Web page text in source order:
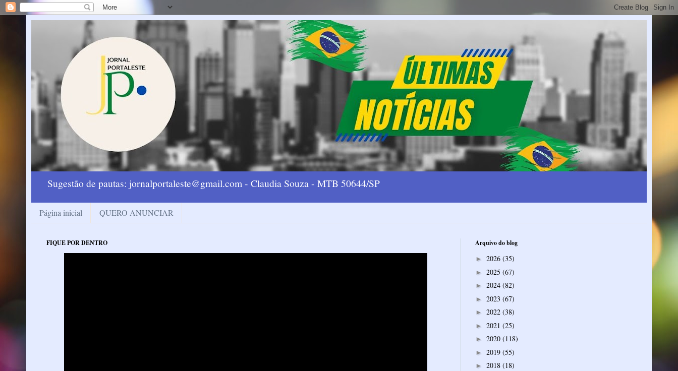
Sugestão de pautas: jornalportaleste@gmail.com - Claudia Souza - MTB 50644/SP
Página inicial QUERO ANUNCIAR
FIQUE POR DENTRO Arquivo do blog
► 2026 (35)
► 2025 (67)
► 2024 (82)
► 2023 (67)
► 2022 (38)
► 2021 (25)
► 2020 (118)
► 2019 (55)
► 2018 (18)